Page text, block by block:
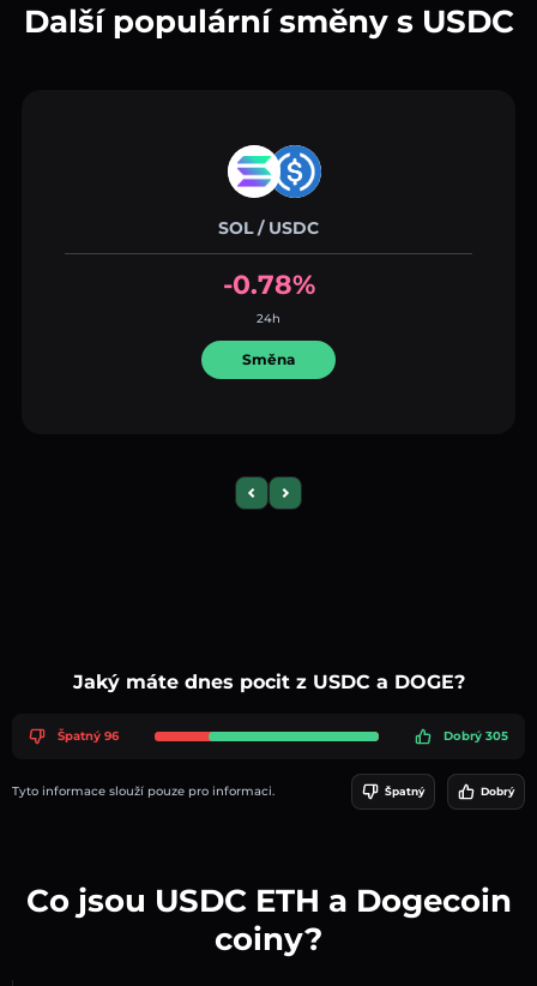
Další populární směny s USDC
SOL / USDC
-0.78%
24h
Směna
Previous slide
Next slide
Jaký máte dnes pocit z USDC a DOGE?
Špatný 96 Dobrý 305
Tyto informace slouží pouze pro informaci. Špatný Dobrý
Co jsou USDC ETH a Dogecoin
coiny?